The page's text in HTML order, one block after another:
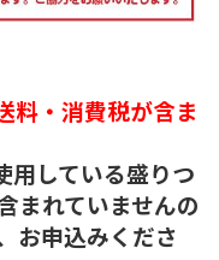
料・消費税が含ま
用している盛りつ
まれていませんの
お申込みくださ